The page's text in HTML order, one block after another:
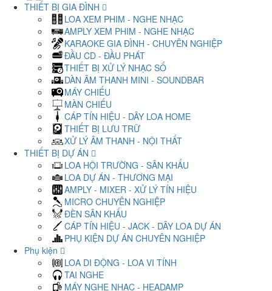
THIẾT BỊ GIA ĐÌNH
LOA XEM PHIM - NGHE NHẠC
AMPLY XEM PHIM - NGHE NHẠC
KARAOKE GIA ĐÌNH - CHUYÊN NGHIỆP
ĐẦU CD - ĐẦU PHÁT
THIẾT BỊ XỬ LÝ NHẠC SỐ
DÀN ÂM THANH MINI - SOUNDBAR
MÁY CHIẾU
MÀN CHIẾU
CÁP TÍN HIỆU - DÂY LOA HOME
THIẾT BỊ LƯU TRỮ
XỬ LÝ ÂM THANH - NỘI THẤT
THIẾT BỊ DỰ ÁN
LOA HỘI TRƯỜNG - SÂN KHẤU
LOA DỰ ÁN - THƯƠNG MẠI
AMPLY - MIXER - XỬ LÝ TÍN HIỆU
MICRO CHUYÊN NGHIỆP
ĐÈN SÂN KHẤU
CÁP TÍN HIỆU - JACK - DÂY LOA DỰ ÁN
PHỤ KIỆN DỰ ÁN CHUYÊN NGHIỆP
Phụ kiện
LOA DI ĐỘNG - LOA VI TÍNH
TAI NGHE
MÁY NGHE NHẠC - HEADAMP